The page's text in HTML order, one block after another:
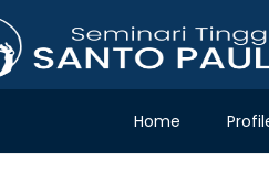
Home